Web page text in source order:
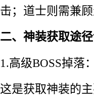
击；道士则需兼
二、神装获取途
1.高级BOSS掉落：
这是获取神装的